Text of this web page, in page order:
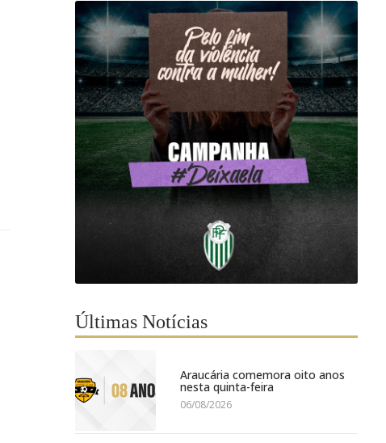
Últimas Notícias
Araucária comemora oito anos
nesta quinta-feira
06/08/2026